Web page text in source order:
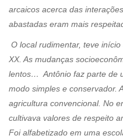
arcaicos acerca das
abastadas eram mais
O local rudimentar, teve
XX. As mudanças
lentos… Antônio faz parte de
modo simples e conservador.
agricultura convencional. No
cultivava valores de respeito
Foi alfabetizado em uma